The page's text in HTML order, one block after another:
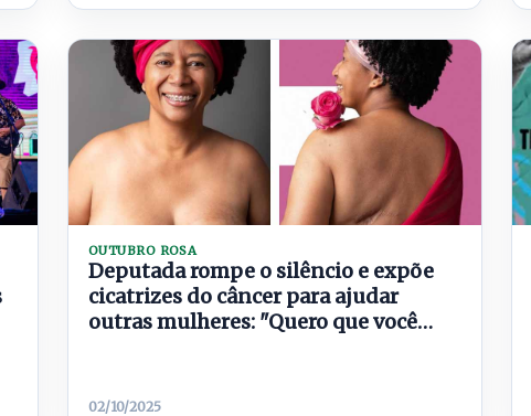
OUTUBRO ROSA
Deputada rompe o silêncio e expõe
cicatrizes do câncer para ajudar
outras mulheres: "Quero que você
02/10/2025